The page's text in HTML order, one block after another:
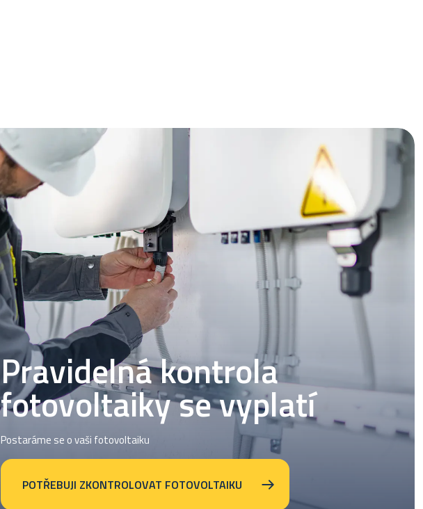
Pravidelná kontrola
fotovoltaiky se vyplatí
Postaráme se o vaši fotovoltaiku
POTŘEBUJI ZKONTROLOVAT FOTOVOLTAIKU